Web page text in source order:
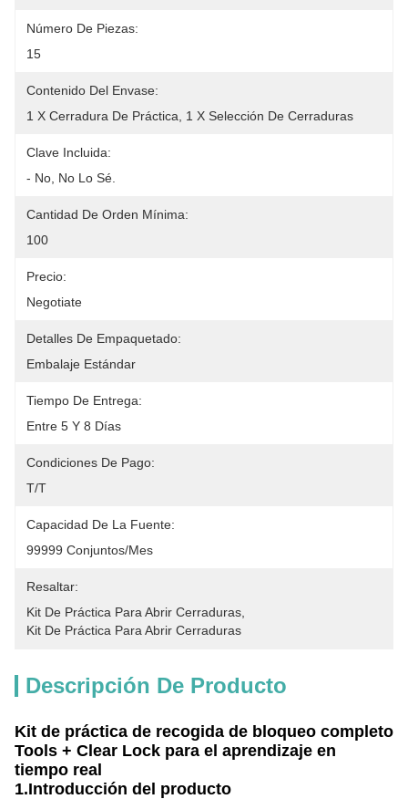
Número De Piezas:
15
Contenido Del Envase:
1 X Cerradura De Práctica, 1 X Selección De Cerraduras
Clave Incluida:
- No, No Lo Sé.
Cantidad De Orden Mínima:
100
Precio:
Negotiate
Detalles De Empaquetado:
Embalaje Estándar
Tiempo De Entrega:
Entre 5 Y 8 Días
Condiciones De Pago:
T/T
Capacidad De La Fuente:
99999 Conjuntos/mes
Resaltar:
Kit De Práctica Para Abrir Cerraduras
Kit De Práctica Para Abrir Cerraduras
Descripción De Producto
Kit de práctica de recogida de bloqueo completo
Tools + Clear Lock para el aprendizaje en
tiempo real
1.Introducción del producto